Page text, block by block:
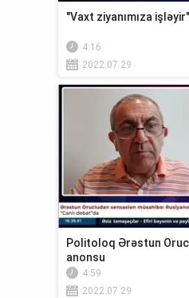
"Vaxt ziyanımıza
4:16
2022.07.29
Politoloq Ərəstun
anonsu
4:59
2022.07.29